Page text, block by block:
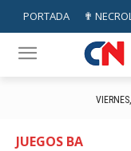
PORTADA ✟
JUEGOS BA